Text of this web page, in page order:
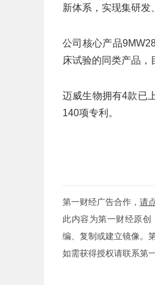
新体系，实现集研发
公司核心产品
床试验的同类产品，
迈威生物拥有4款已
140项专利。
第一财经广告合作， 请
此内容为第一财经原
编、复制或建立镜像。
如需获得授权请联系第